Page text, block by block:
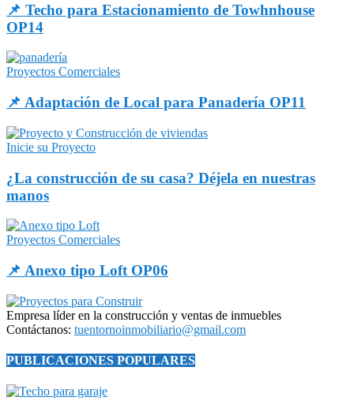
📌 Techo para Estacionamiento de Towhnhouse
OP14
Proyectos Comerciales
📌 Adaptación de Local para Panadería OP11
Inicie su Proyecto
¿La construcción de su casa? Déjela en nuestras
manos
Proyectos Comerciales
📌 Anexo tipo Loft OP06
Empresa líder en la construcción y ventas de inmuebles
Contáctanos: tuentornoinmobiliario@gmail.com
PUBLICACIONES POPULARES